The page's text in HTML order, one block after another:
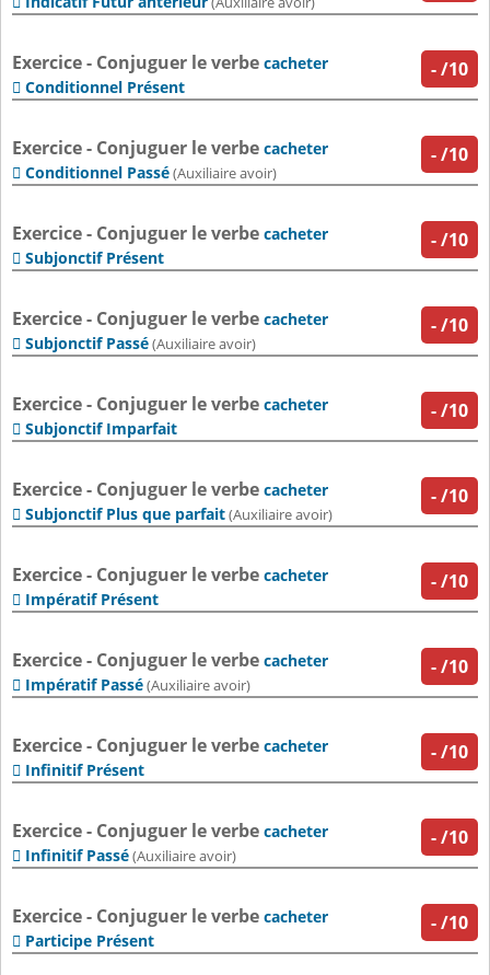
-/10
Exercice - Conjuguer le verbe cacheter
 Conditionnel Présent
-/10
Exercice - Conjuguer le verbe cacheter
 Conditionnel Passé(Auxiliaire avoir)
-/10
Exercice - Conjuguer le verbe cacheter
 Subjonctif Présent
-/10
Exercice - Conjuguer le verbe cacheter
 Subjonctif Passé(Auxiliaire avoir)
-/10
Exercice - Conjuguer le verbe cacheter
 Subjonctif Imparfait
-/10
Exercice - Conjuguer le verbe cacheter
 Subjonctif Plus que parfait(Auxiliaire avoir)
-/10
Exercice - Conjuguer le verbe cacheter
 Impératif Présent
-/10
Exercice - Conjuguer le verbe cacheter
 Impératif Passé(Auxiliaire avoir)
-/10
Exercice - Conjuguer le verbe cacheter
 Infinitif Présent
-/10
Exercice - Conjuguer le verbe cacheter
 Infinitif Passé(Auxiliaire avoir)
-/10
Exercice - Conjuguer le verbe cacheter
 Participe Présent